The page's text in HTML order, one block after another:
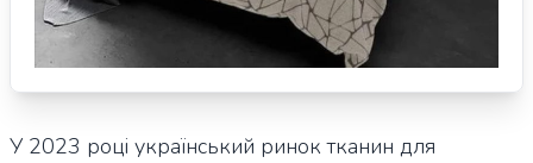
У 2023 році український ринок тканин для